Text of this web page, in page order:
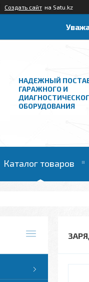
Создать сайт на Satu.kz
НАДЕЖНЫЙ
ГАРАЖНОГО И
ОБОРУДОВАНИЯ
Каталог товаров